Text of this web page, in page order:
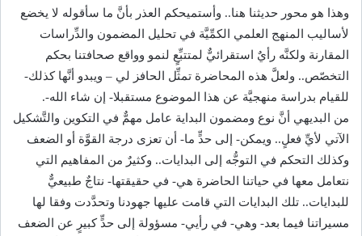
وهذا هو محور حديثنا هنا.. وأستميحكم العذر بأنَّ ما سأقوله لا يخضع
لأساليب المنهج العلمي الكمِّيَّة في تحليل المضمون والدِّراسات
المقارنة ولكنَّه رأيٌ استقرائيٌّ لمتتبِّعٍ لنمو وواقع صحافتنا بحكم
التخصّص.. ولعلَّ هذه المحاضرة تمثِّل الحافز لي – ويبدو أنَّها كذلك-
للقيام بدراسة منهجيَّة عن هذا الموضوع مستقبلا- إن شاء الله-.
من البديهي أنَّ نوع ومضمون البداية عامل مهمٌّ في التكوين والتَّشكيل
الآتي لأيِّ فعلٍ.. ويمكن- إلى حدٍّ ما- أن تعزى درجة القوَّة أو الضعف
وكذلك التحكم في التوجُّه إلى البدايات.. وكثيرٌ من المفاهيم التي
نتعامل معها في حياتنا الحاضرة هي- في حقيقتها- نتاجٌ طبيعيٌّ
للبدايات.. تلك البدايات التي قامت عليها جهودنا وتحدَّدت وفقا لها
مسيراتنا فيما بعد- وهي- في رأيي- مسؤولة إلى حدٍّ كبيرٍ عن الضعف